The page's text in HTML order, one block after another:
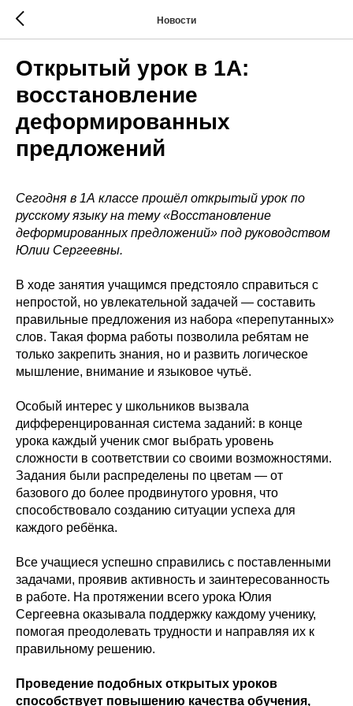
Новости
Открытый урок в 1А:
восстановление
деформированных
предложений
Сегодня в 1А классе прошёл открытый урок по
русскому языку на тему «Восстановление
деформированных предложений» под руководством
Юлии Сергеевны.
В ходе занятия учащимся предстояло справиться с
непростой, но увлекательной задачей — составить
правильные предложения из набора «перепутанных»
слов. Такая форма работы позволила ребятам не
только закрепить знания, но и развить логическое
мышление, внимание и языковое чутьё.
Особый интерес у школьников вызвала
дифференцированная система заданий: в конце
урока каждый ученик смог выбрать уровень
сложности в соответствии со своими возможностями.
Задания были распределены по цветам — от
базового до более продвинутого уровня, что
способствовало созданию ситуации успеха для
каждого ребёнка.
Все учащиеся успешно справились с поставленными
задачами, проявив активность и заинтересованность
в работе. На протяжении всего урока Юлия
Сергеевна оказывала поддержку каждому ученику,
помогая преодолевать трудности и направляя их к
правильному решению.
Проведение подобных открытых уроков
способствует повышению качества обучения,